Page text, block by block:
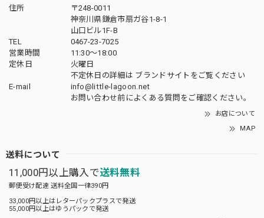
住所
〒248-0011
神奈川県鎌倉市扇ガ谷1-8-1
山口ビル1F-B
TEL
0467-23-7025
営業時間
11:30～18:00
定休日
火曜日
不定休日の詳細は ブランドサイト をご覧ください
E-mail
info@little-lagoon.net
お問い合わせ前によくある質問をご確認ください。
お店について
MAP
送料について
11,000円以上購入で送料無料
郵便受け配達 送料全国一律390円
33,000円以上はレターパックプラスで発送
55,000円以上はゆうパックで発送